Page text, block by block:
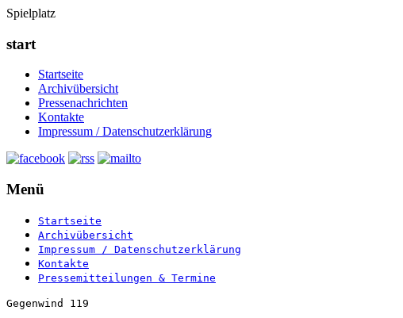
Spielplatz
start
Startseite
Archivübersicht
Pressenachrichten
Kontakte
Impressum / Datenschutzerklärung
Menü
Startseite
Archivübersicht
Impressum / Datenschutzerklärung
Kontakte
Pressemitteilungen & Termine
Gegenwind 119